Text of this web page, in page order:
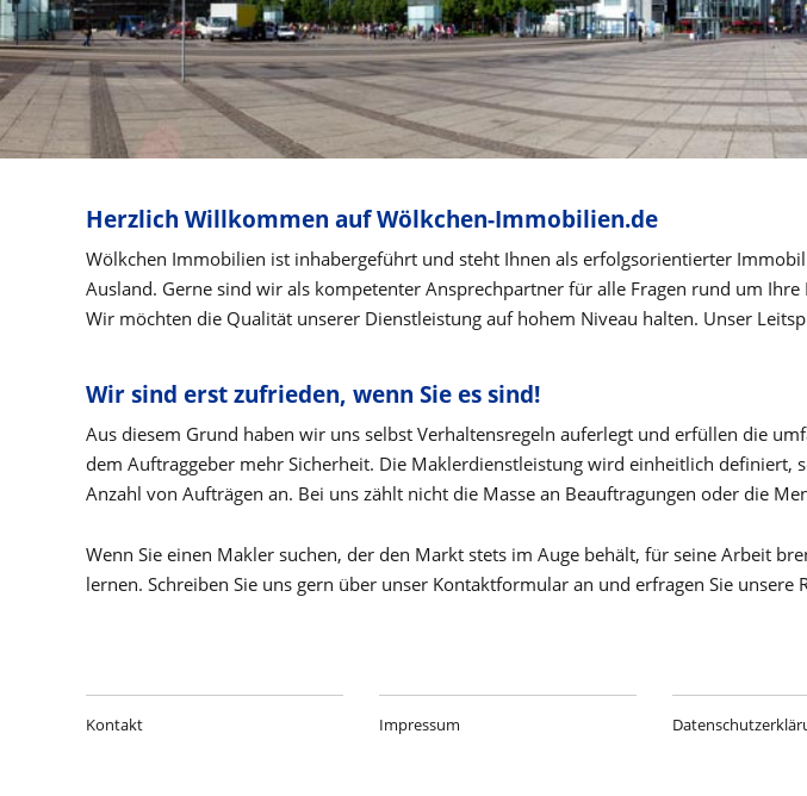
Herzlich Willkommen auf Wölkchen-Immobilien.de
Wölkchen Immobilien ist inhabergeführt und steht Ihnen als erfolgsorientierter
Ausland. Gerne sind wir als kompetenter Ansprechpartner für alle Fragen rund um
Wir möchten die Qualität unserer Dienstleistung auf hohem Niveau halten. Unser
Wir sind erst zufrieden, wenn Sie es sind!
Aus diesem Grund haben wir uns selbst Verhaltensregeln auferlegt und erfüllen die
dem Auftraggeber mehr Sicherheit. Die Maklerdienstleistung wird einheitlich
Anzahl von Aufträgen an. Bei uns zählt nicht die Masse an Beauftragungen oder die
Wenn Sie einen Makler suchen, der den Markt stets im Auge behält, für seine Arbeit
lernen. Schreiben Sie uns gern über unser Kontaktformular an und erfragen Sie unsere
Kontakt Impressum